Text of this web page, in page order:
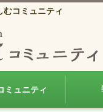
むコミュニティ
ミュニティ